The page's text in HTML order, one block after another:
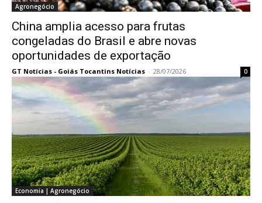
Agronegócio
China amplia acesso para frutas
congeladas do Brasil e abre novas
oportunidades de exportação
GT Notícias - Goiás Tocantins Notícias - 28/07/2026 0
Economia | Agronegócio